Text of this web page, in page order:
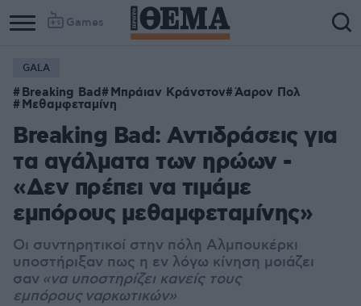
Games
GALA
Breaking Bad Μπράιαν Κράνστον Άαρον Πολ
Μεθαμφεταμίνη
Breaking Bad: Αντιδράσεις για
τα αγάλματα των ηρώων -
«Δεν πρέπει να τιμάμε
εμπόρους μεθαμφεταμίνης»
Οι συντηρητικοί στην πόλη Αλμπουκέρκι
υποστήριξαν πως η εν λόγω κίνηση μοιάζει
σαν «να υποστηρίζει κανείς τους
εμπόρους ναρκωτικών»